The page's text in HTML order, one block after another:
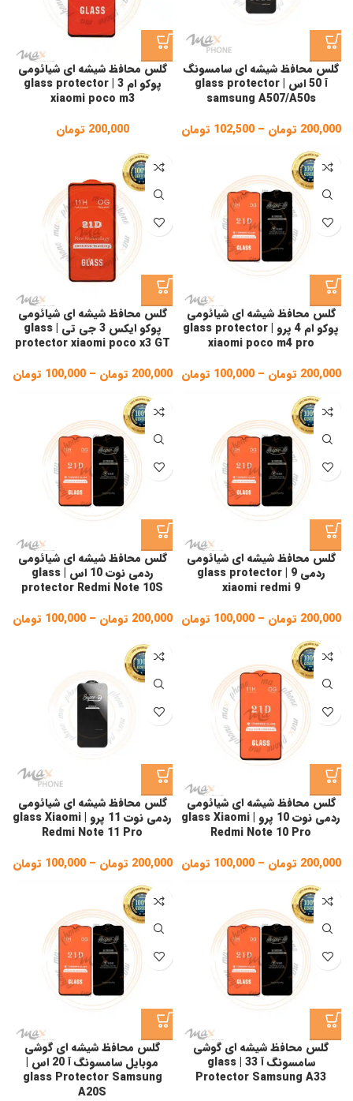
گلس محافظ شیشه ای سامسونگ
آ 50 اس | glass protector
samsung A507/A50s
200,000 تومان –
102,500 تومان
102,500 تومان
through
200,000 تومان
گلس محافظ شیشه ای شیائومی
پوکو ام 3 | glass protector
xiaomi poco m3
200,000 تومان
گلس محافظ شیشه ای شیائومی
پوکو ام 4 پرو | glass protector
xiaomi poco m4 pro
200,000 تومان –
100,000 تومان Price
100,000 تومان
through
200,000 تومان
گلس محافظ شیشه ای شیائومی
پوکو ایکس 3 جی تی | glass
protector xiaomi poco x3 GT
200,000 تومان –
100,000 تومان
گلس محافظ شیشه ای شیائومی
ردمی 9 | glass protector
xiaomi redmi 9
200,000 تومان –
100,000 تومان Price
100,000 تومان
through
200,000 تومان
گلس محافظ شیشه ای شیائومی
ردمی نوت 10 اس | glass
protector Redmi Note 10S
200,000 تومان –
100,000 تومان
گلس محافظ شیشه ای شیائومی
ردمی نوت 10 پرو | glass Xiaomi
Redmi Note 10 Pro
200,000 تومان –
100,000 تومان Price
100,000 تومان
through
200,000 تومان
گلس محافظ شیشه ای شیائومی
ردمی نوت 11 پرو | glass Xiaomi
Redmi Note 11 Pro
200,000 تومان –
100,000 تومان
گلس محافظ شیشه ای گوشی
سامسونگ آ 33 | glass
Protector Samsung A33
گلس محافظ شیشه ای گوشی
موبایل سامسونگ آ 20 اس |
glass Protector Samsung
A20S